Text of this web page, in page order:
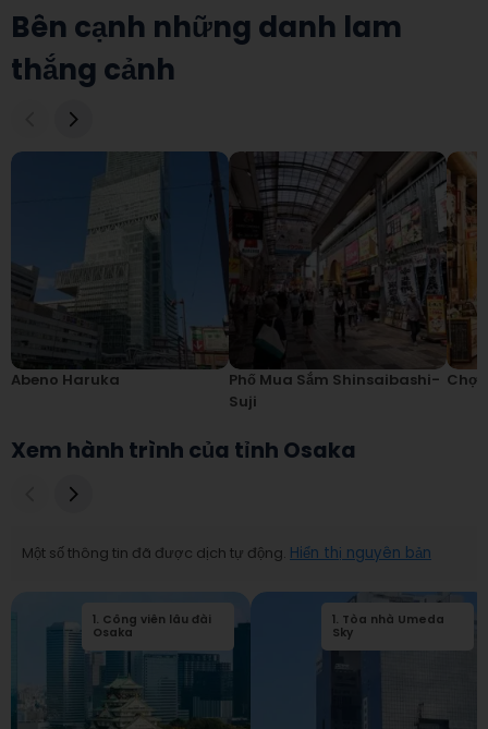
Bên cạnh những danh lam
thắng cảnh
Abeno Haruka
Phố Mua Sắm Shinsaibashi-
Suji
Chợ
Xem hành trình của tỉnh Osaka
Một số thông tin đã được dịch tự động. Hiển thị nguyên bản
1. Công viên lâu đài
Osaka
2 Lâu đài Osaka
1. Tòa nhà Umeda
Sky